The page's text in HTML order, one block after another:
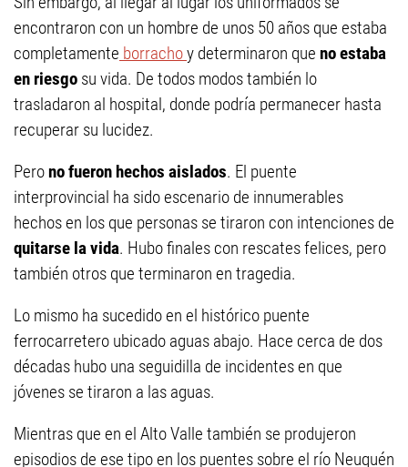
encontraron con un hombre de unos 50 años que estaba
completamente borrachoy determinaron que no estaba
en riesgo su vida. De todos modos también lo
trasladaron al hospital, donde podría permanecer hasta
recuperar su lucidez.
Perono fueron hechos aislados. El puente
interprovincial ha sido escenario de innumerables
hechos en los que personas se tiraron con intenciones de
quitarse la vida. Hubo finales con rescates felices, pero
también otros que terminaron en tragedia.
Lo mismo ha sucedido en el histórico puente
ferrocarretero ubicado aguas abajo. Hace cerca de dos
décadas hubo una seguidilla de incidentes en que
jóvenes se tiraron a las aguas.
Mientras que en el Alto Valle también se produjeron
episodios de ese tipo en los puentes sobre el río Neuquén